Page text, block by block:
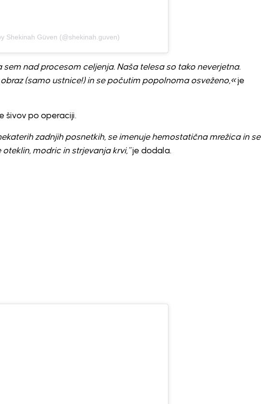
Shekinah Güven (@shekinah.guven)
nad procesom celjenja. Naša telesa so tako neverjetna.
(samo ustnice!) in se počutim popolnoma osveženo,«je
šivov po operaciji.
zadnjih posnetkih, se imenuje hemostatična mrežica in se
modric in strjevanja krvi,”je dodala.